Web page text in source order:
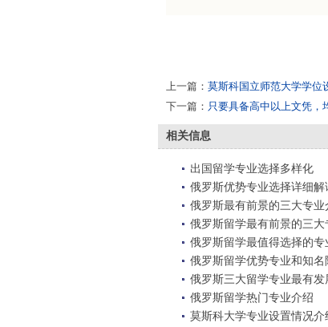
上一篇： 莫斯科国立师范大学学位
下一篇： 只要具备高中以上文凭，
相关信息
出国留学专业选择多样化
俄罗斯优势专业选择详细解
俄罗斯最有前景的三大专业
俄罗斯留学最有前景的三大
俄罗斯留学最值得选择的专
俄罗斯留学优势专业和知名
俄罗斯三大留学专业最有发
俄罗斯留学热门专业介绍
莫斯科大学专业设置情况介